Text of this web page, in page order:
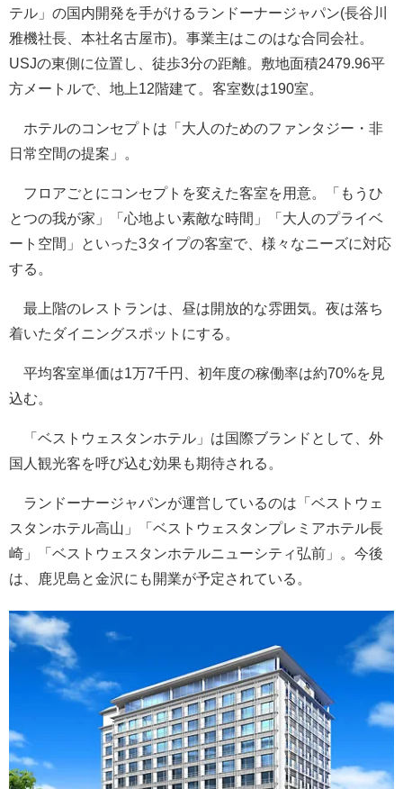
テル」の国内開発を手がけるランドーナージャパン(長谷川
雅機社長、本社名古屋市)。事業主はこのはな合同会社。
USJの東側に位置し、徒歩3分の距離。敷地面積2479.96平
方メートルで、地上12階建て。客室数は190室。
ホテルのコンセプトは「大人のためのファンタジー・非
日常空間の提案」。
フロアごとにコンセプトを変えた客室を用意。「もうひ
とつの我が家」「心地よい素敵な時間」「大人のプライベ
ート空間」といった3タイプの客室で、様々なニーズに対応
する。
最上階のレストランは、昼は開放的な雰囲気。夜は落ち
着いたダイニングスポットにする。
平均客室単価は1万7千円、初年度の稼働率は約70%を見
込む。
「ベストウェスタンホテル」は国際ブランドとして、外
国人観光客を呼び込む効果も期待される。
ランドーナージャパンが運営しているのは「ベストウェ
スタンホテル高山」「ベストウェスタンプレミアホテル長
崎」「ベストウェスタンホテルニューシティ弘前」。今後
は、鹿児島と金沢にも開業が予定されている。